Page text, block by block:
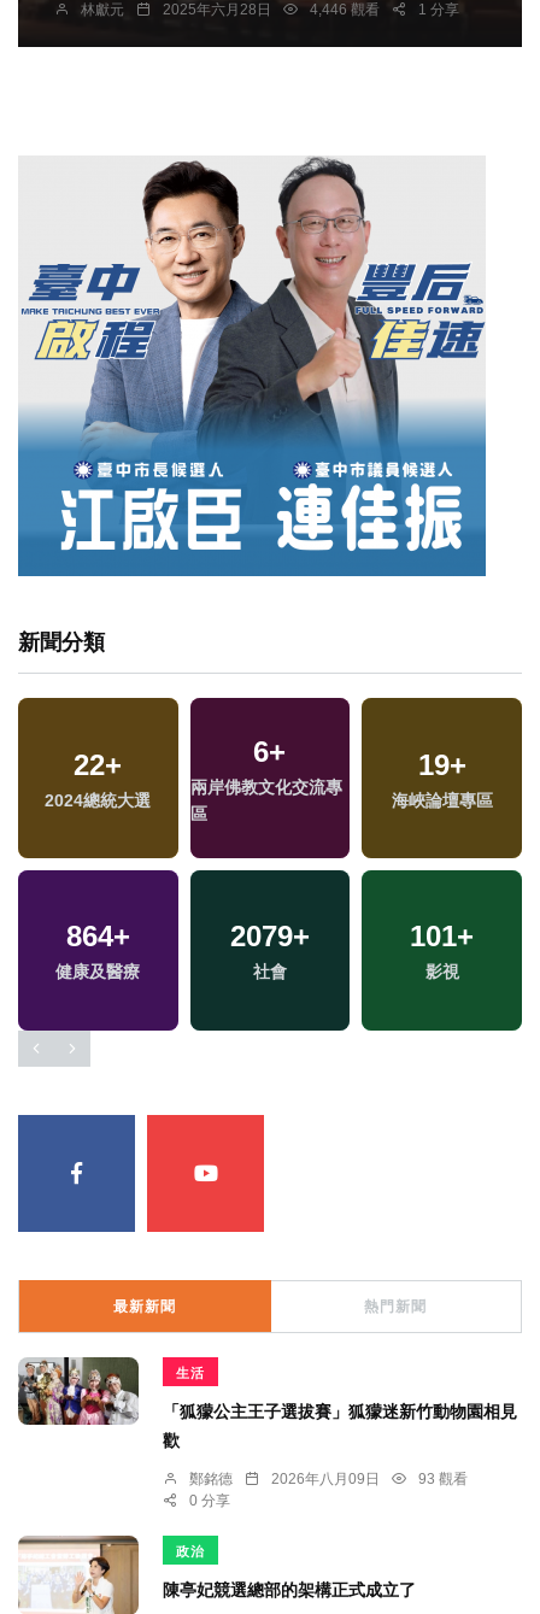
林獻元 2025年六月28日 4,446 觀看 1 分享
新聞分類
22+
2024總統大選
6+
兩岸佛教文化交流專
區
19+
海峽論壇專區
864+
健康及醫療
2079+
社會
101+
影視
最新新聞 熱門新聞
生活
「狐獴公主王子選拔賽」狐獴迷新竹動物園相見
歡
鄭銘德 2026年八月09日
93 觀看
0 分享
政治
陳亭妃競選總部的架構正式成立了